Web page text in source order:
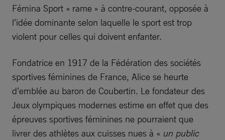
Fémina Sport « rame » à contre-courant, opposée à
l’idée dominante selon laquelle le sport est trop
violent pour celles qui doivent enfanter.
Fondatrice en 1917 de la Fédération des sociétés
sportives féminines de France, Alice se heurte
d’emblée au baron de Coubertin. Le fondateur des
Jeux olympiques modernes estime en effet que des
épreuves sportives féminines ne pourraient que
livrer des athlètes aux cuisses nues à « un public